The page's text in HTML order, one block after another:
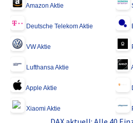
Amazon Aktie
Deutsche Telekom Aktie
VW Aktie
Lufthansa Aktie
Apple Aktie
Xiaomi Aktie